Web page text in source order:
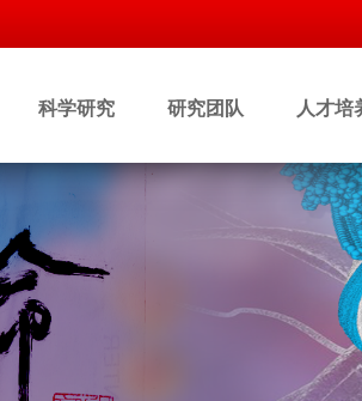
科学研究 研究团队 人才培